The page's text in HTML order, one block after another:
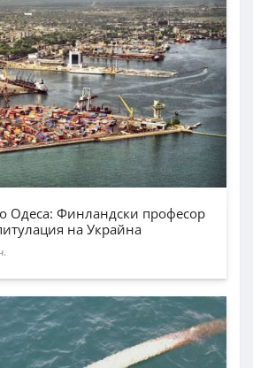
Одеса: Финландски професор
на Украйна